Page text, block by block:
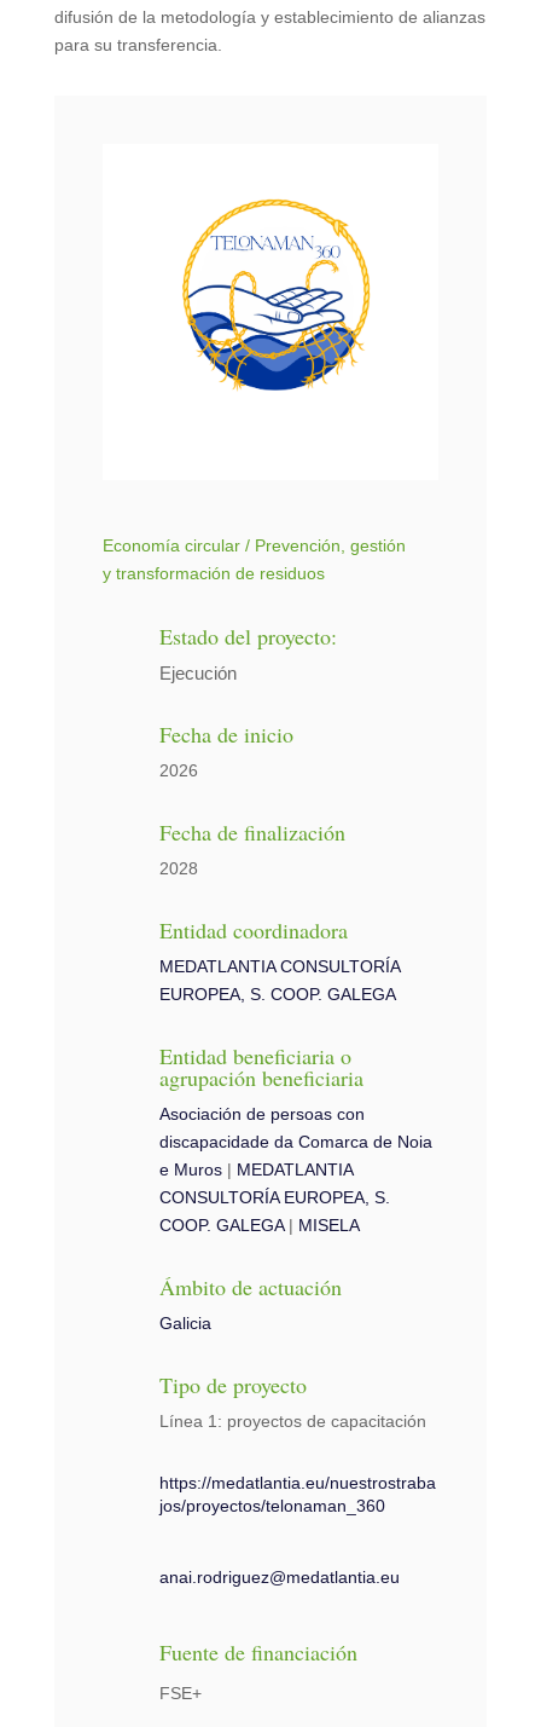
difusión de la metodología y establecimiento de alianzas
para su transferencia.
Economía circular / Prevención, gestión
y transformación de residuos
Estado del proyecto:
Ejecución
Fecha de inicio
2026
Fecha de finalización
2028
Entidad coordinadora
MEDATLANTIA CONSULTORÍA
EUROPEA, S. COOP. GALEGA
Entidad beneficiaria o
agrupación beneficiaria
Asociación de persoas con
discapacidade da Comarca de Noia
e Muros| MEDATLANTIA
CONSULTORÍA EUROPEA, S.
COOP. GALEGA| MISELA
Ámbito de actuación
Galicia
Tipo de proyecto
Línea 1: proyectos de capacitación
https://medatlantia.eu/nuestrostraba
jos/proyectos/telonaman_360
anai.rodriguez@medatlantia.eu
Fuente de financiación
FSE+